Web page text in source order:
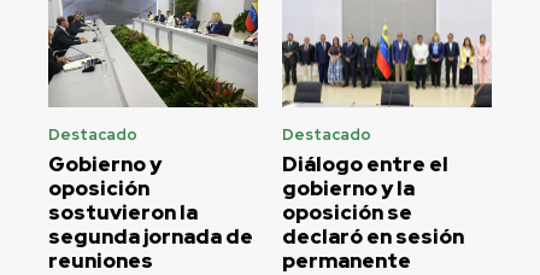
Destacado
Gobierno y
oposición
sostuvieron la
segunda jornada de
reuniones
Destacado
Diálogo entre el
gobierno y la
oposición se
declaró en sesión
permanente